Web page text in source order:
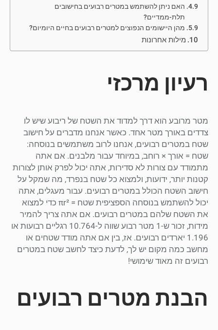
האם ניתן להשתמש במטרים רבועים בחישובים
תלת-ממדיים?
מהן היישומים הנפוצים למטרים רבועים בחיים היומיום?
מילות אחרונות
רעיון מרכזי
מטר מרובע הוא דרך למדוד את השטח של ריבוע שיש לו
צדדים באורך מטר אחד. כאשר אנחנו מדברים על חישוב
שטח במטרים רבועים, אנחנו לרוב משתמשים בנוסחה:
שטח = אורך × רוחב, במיוחד עבור מלבנים. אם אתה
מתמודד עם צורות לא סדירות, אתה יכול לפרק אותן לצורות
קטנות יותר, ידועות, ולמצוא כל שטח בנפרד, מה שמקל על
חישוב השטח הכולל במטרים רבועים. עבור מעגלים, אתה
יכול להשתמש בנוסחה הספציפית שטח = πr² כדי למצוא
את השטח שלהם במטרים רבועים. אם אתה צריך להמיר
מידות, זכור ש-1 מטר רבוע שווה ל-10.764 רגליים רבועות או
1.196 יארדים רבועים. אז, בין אם אתה מודד שטחים או
מחשב כמה מקום יש לך, לדעת כיצד לחשב שטח במטרים
רבועים זה מאוד שימושי!
הבנת מטרים רבועים